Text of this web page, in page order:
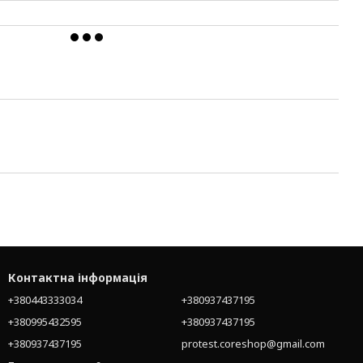
Контактна інформація
+380443333034
+380995432595
+380937437195
+380937437195
+380937437195
protest.coreshop@gmail.com